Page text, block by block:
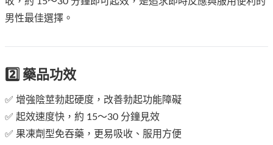
男性最佳選擇。
2️⃣ 藥品功效
✅ 增強陰莖勃起硬度，改善勃起功能障礙
✅ 起效速度快，約 15～30 分鐘見效
✅ 果凍劑型免吞藥，更易吸收、服用方便